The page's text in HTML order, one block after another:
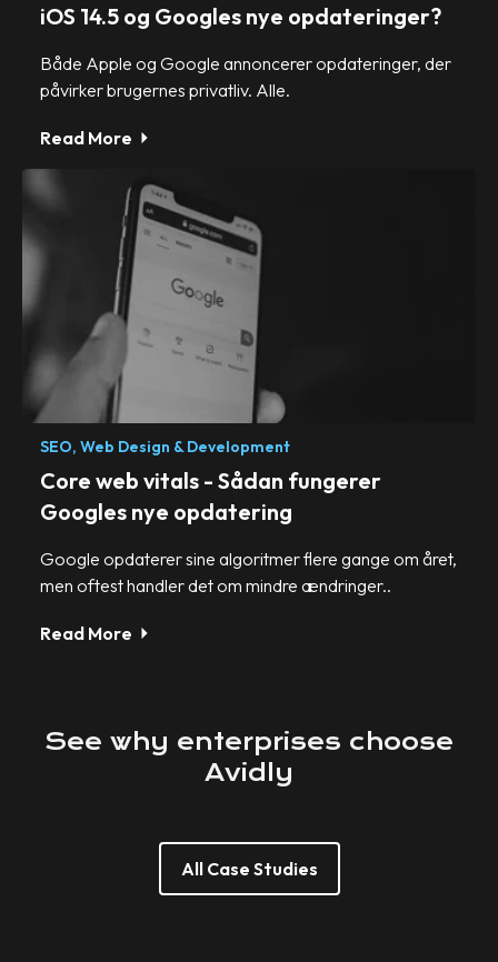
iOS 14.5 og Googles nye opdateringer?
Både Apple og Google annoncerer opdateringer, der
påvirker brugernes privatliv. Alle.
Read More
SEO, Web Design & Development
Core web vitals - Sådan fungerer
Googles nye opdatering
Google opdaterer sine algoritmer flere gange om året,
men oftest handler det om mindre ændringer..
Read More
See why enterprises choose
Avidly
All Case Studies